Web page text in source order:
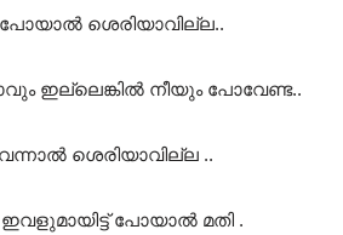
ശെരിയാവില്ല..
ഇല്ലെങ്കിൽ നീയും പോവേണ്ട..
ശെരിയാവില്ല ..
പോയാൽ മതി .